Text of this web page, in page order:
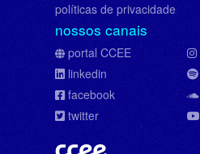
políticas de privacidade
nossos canais
portal CCEE
linkedin
facebook
twitter